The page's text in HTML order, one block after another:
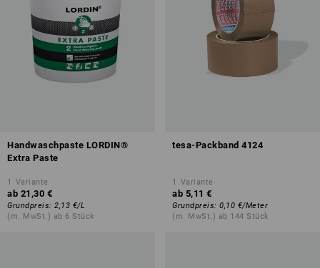
Handwaschpaste LORDIN®
Extra Paste
1 Variante
ab 21,30 €
Grundpreis: 2,13 €/L
(m. MwSt.) ab 6 Stück
tesa-Packband 4124
1 Variante
ab 5,11 €
Grundpreis: 0,10 €/Meter
(m. MwSt.) ab 144 Stück